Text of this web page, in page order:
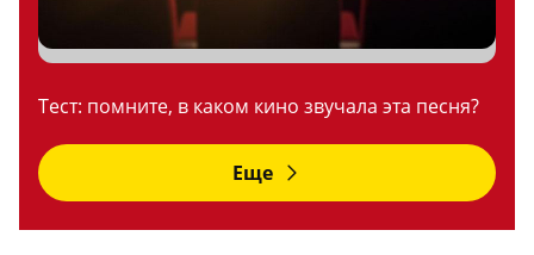
Тест: помните, в каком кино звучала эта песня?
Еще